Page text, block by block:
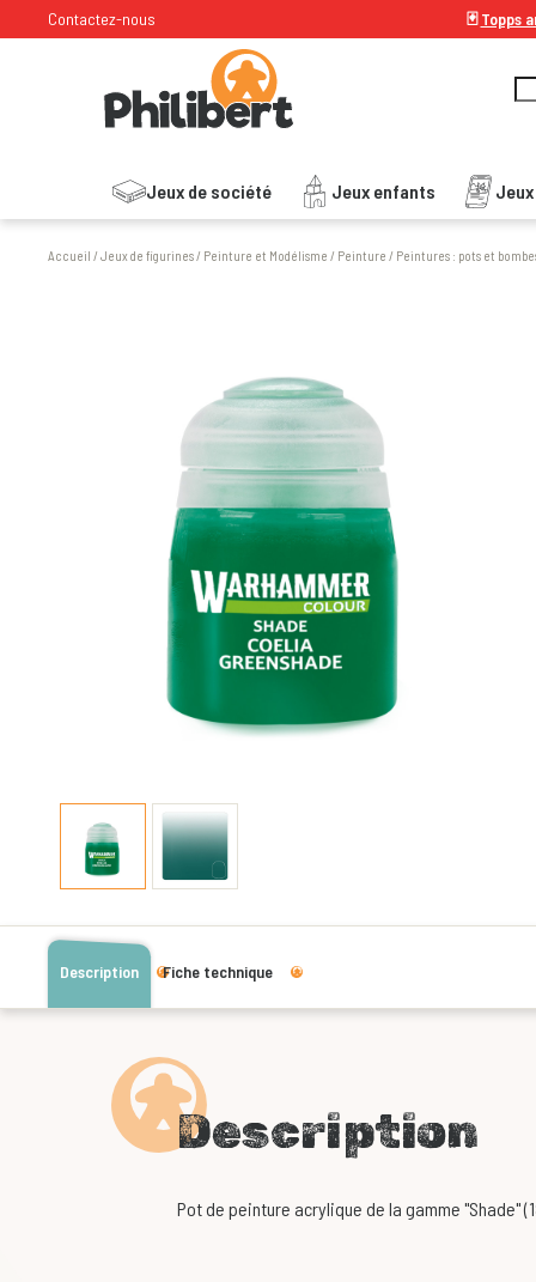
Contactez-nous 🃏Topps
Jeux de société Jeux enfants
Accueil /Jeux de figurines/ Peinture et Modélisme / Peinture / Peintures : pots et
Description Fiche technique
Description
Pot de peinture acrylique de la gamme "Shade"